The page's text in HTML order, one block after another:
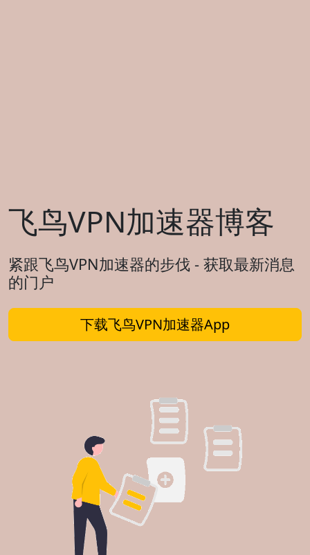
飞鸟VPN加速器博客
紧跟飞鸟VPN加速器的步伐 - 获取最新消息
的门户
下载飞鸟VPN加速器App